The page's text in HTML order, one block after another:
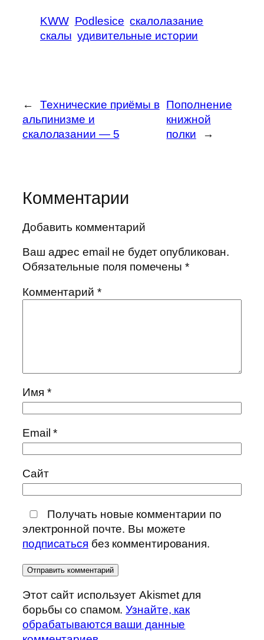
KWW Podlesice скалолазание
скалы удивительные истории
←
Технические приёмы в
альпинизме и
скалолазании — 5
Пополнение
книжной
полки
→
Комментарии
Добавить комментарий
Ваш адрес email не будет опубликован.
Обязательные поля помечены*
Комментарий *
Имя *
Email*
Сайт
Получать новые комментарии по
электронной почте. Вы можете
подписаться без комментирования.
Этот сайт использует Akismet для
борьбы со спамом.Узнайте, как
обрабатываются ваши данные